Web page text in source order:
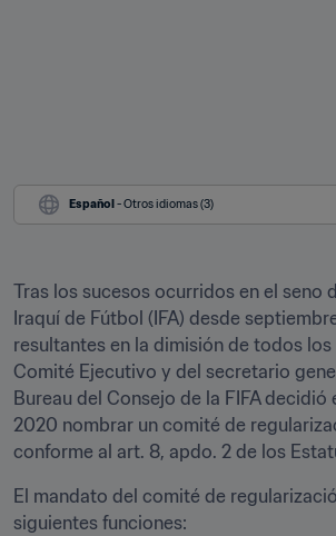
Español - Otros idiomas (3)
Tras los sucesos ocurridos en el seno
Iraquí de Fútbol (IFA) desde
resultantes en la dimisión de todos los
Comité Ejecutivo y del secretario
Bureau del Consejo de la FIFA decidió
2020 nombrar un comité de
conforme al art. 8, apdo. 2 de los
El mandato del comité de
siguientes funciones: